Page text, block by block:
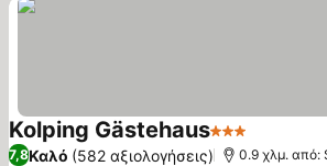
Kolping Gästehaus3 Αστέρια
7,8Καλό (582 αξιολογήσεις) 0.9 χλμ. από: